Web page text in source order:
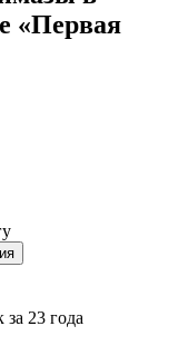
«Первая
за 23 года